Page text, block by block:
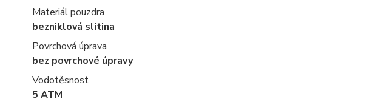
Materiál pouzdra
bezniklová slitina
Povrchová úprava
bez povrchové úpravy
Vodotěsnost
5 ATM